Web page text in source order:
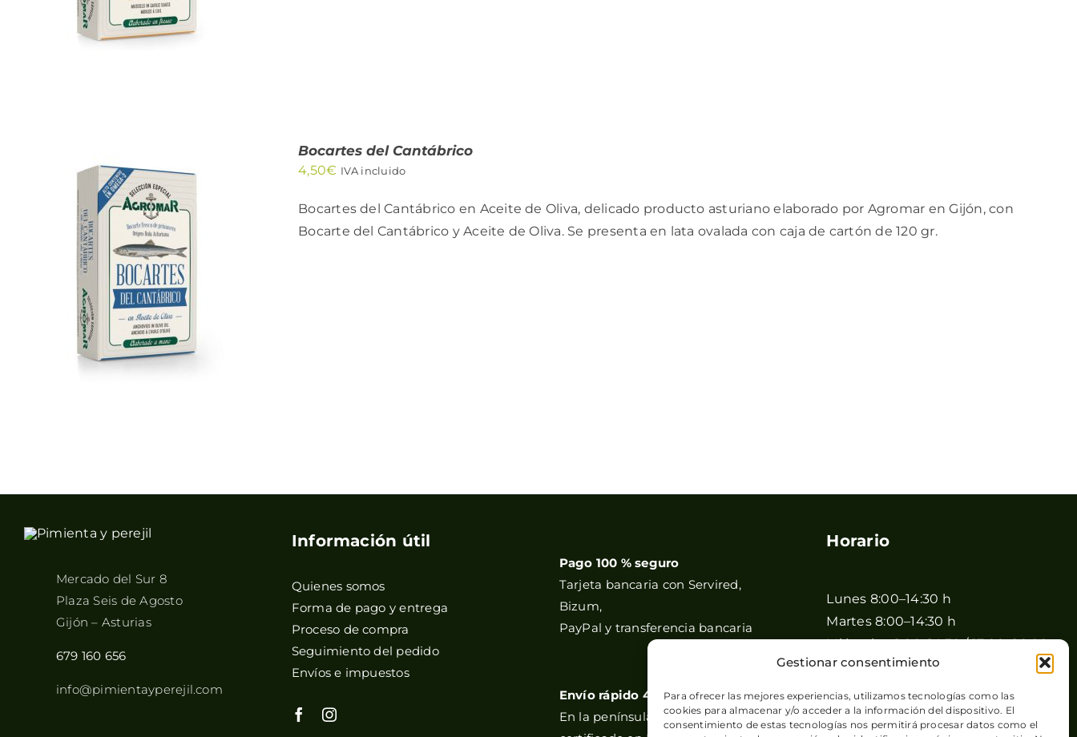
Gestionar consentimiento
Para ofrecer las mejores experiencias, utilizamos tecnologías como las
cookies para almacenar y/o acceder a la información del dispositivo. El
consentimiento de estas tecnologías nos permitirá procesar datos como el
AÑADIR AL CARRITO
QUICK VIEW
Bocartes del Cantábrico
4,50€ IVA incluido
Bocartes del Cantábrico en Aceite de Oliva, delicado producto asturiano elaborado por Agromar en Gijón, con
Bocarte del Cantábrico y Aceite de Oliva. Se presenta en lata ovalada con caja de cartón de 120 gr.
Mercado del Sur 8
Plaza Seis de Agosto
Gijón – Asturias
679 160 656
info@pimientayperejil.com
Información útil
Quienes somos
Forma de pago y entrega
Proceso de compra
Seguimiento del pedido
Envíos e impuestos
Pago 100 % seguro
Tarjeta bancaria con Servired,
Bizum,
PayPal y transferencia bancaria
Envío rápido 48h
En la península, y correos
Horario
Lunes 8:00–14:30 h
Martes 8:00–14:30 h
Miércoles 8:00–14:30 / 17:00–20:00
h
Jueves 8:00–14:30 / 17:00–20:00 h
Viernes 8:00–14:30 / 17:00–20:00 h
Sábado 8:00–15:00 h